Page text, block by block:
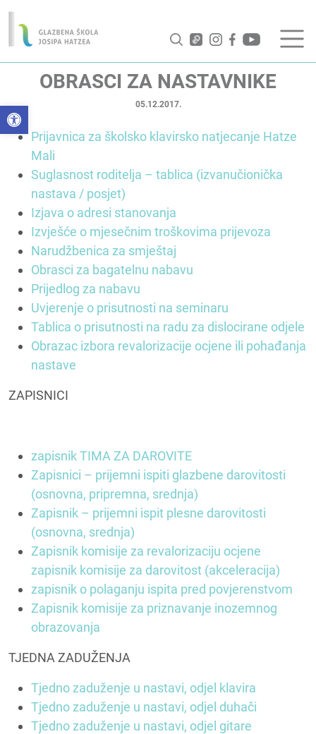
Open toolbar
OBRASCI ZA NASTAVNIKE
05.12.2017.
Prijavnica za školsko klavirsko natjecanje Hatze
Mali
Suglasnost roditelja – tablica (izvanučionička
nastava / posjet)
Izjava o adresi stanovanja
Izvješće o mjesečnim troškovima prijevoza
Narudžbenica za smještaj
Obrasci za bagatelnu nabavu
Prijedlog za nabavu
Uvjerenje o prisutnosti na seminaru
Tablica o prisutnosti na radu za dislocirane odjele
Obrazac izbora revalorizacije ocjene ili pohađanja
nastave
ZAPISNICI
zapisnik TIMA ZA DAROVITE
Zapisnici – prijemni ispiti glazbene darovitosti
(osnovna, pripremna, srednja)
Zapisnik – prijemni ispit plesne darovitosti
(osnovna, srednja)
Zapisnik komisije za revalorizaciju ocjene
zapisnik komisije za darovitost (akceleracija)
zapisnik o polaganju ispita pred povjerenstvom
Zapisnik komisije za priznavanje inozemnog
obrazovanja
TJEDNA ZADUŽENJA
Tjedno zaduženje u nastavi, odjel klavira
Tjedno zaduženje u nastavi, odjel duhači
Tjedno zaduženje u nastavi, odjel gitare